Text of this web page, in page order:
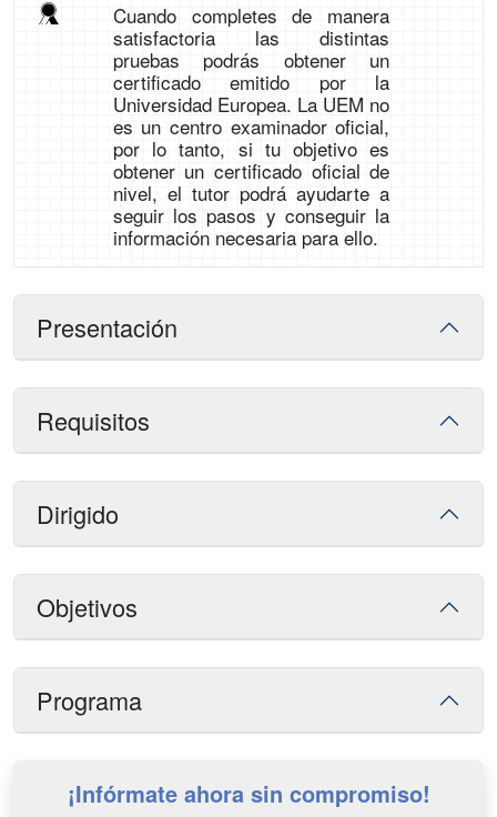
Cuando completes de manera
satisfactoria las distintas
pruebas podrás obtener un
certificado emitido por la
Universidad Europea. La UEM no
es un centro examinador oficial,
por lo tanto, si tu objetivo es
obtener un certificado oficial de
nivel, el tutor podrá ayudarte a
seguir los pasos y conseguir la
información necesaria para ello.
Presentación
Requisitos
Dirigido
Objetivos
Programa
¡Infórmate ahora sin compromiso!